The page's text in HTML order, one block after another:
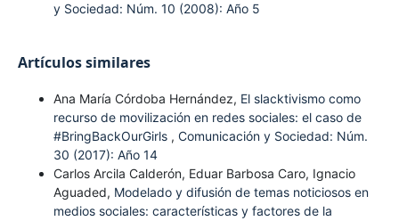
y Sociedad: Núm. 10 (2008): Año 5
Artículos similares
Ana María Córdoba Hernández, El slacktivismo como
recurso de movilización en redes sociales: el caso de
#BringBackOurGirls , Comunicación y Sociedad: Núm.
30 (2017): Año 14
Carlos Arcila Calderón, Eduar Barbosa Caro, Ignacio
Aguaded, Modelado y difusión de temas noticiosos en
medios sociales: características y factores de la